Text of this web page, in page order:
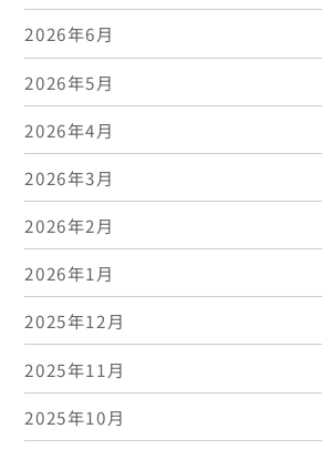
2026年6月
2026年5月
2026年4月
2026年3月
2026年2月
2026年1月
2025年12月
2025年11月
2025年10月